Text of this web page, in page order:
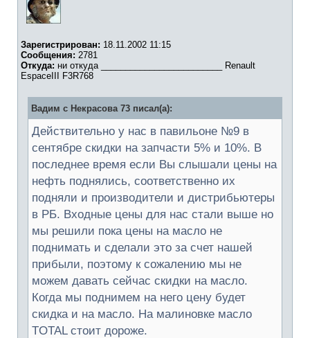
Зарегистрирован: 18.11.2002 11:15
Сообщения: 2781
Откуда: ни откуда _________________________ Renault
EspaceIII F3R768
Вадим с Некрасова 73 писал(а):
Действительно у нас в павильоне №9 в
сентябре скидки на запчасти 5% и 10%. В
последнее время если Вы слышали цены на
нефть поднялись, соответственно их
подняли и производители и дистрибьютеры
в РБ. Входные цены для нас стали выше но
мы решили пока цены на масло не
поднимать и сделали это за счет нашей
прибыли, поэтому к сожалению мы не
можем давать сейчас скидки на масло.
Когда мы поднимем на него цену будет
скидка и на масло. На малиновке масло
TOTAL стоит дороже.